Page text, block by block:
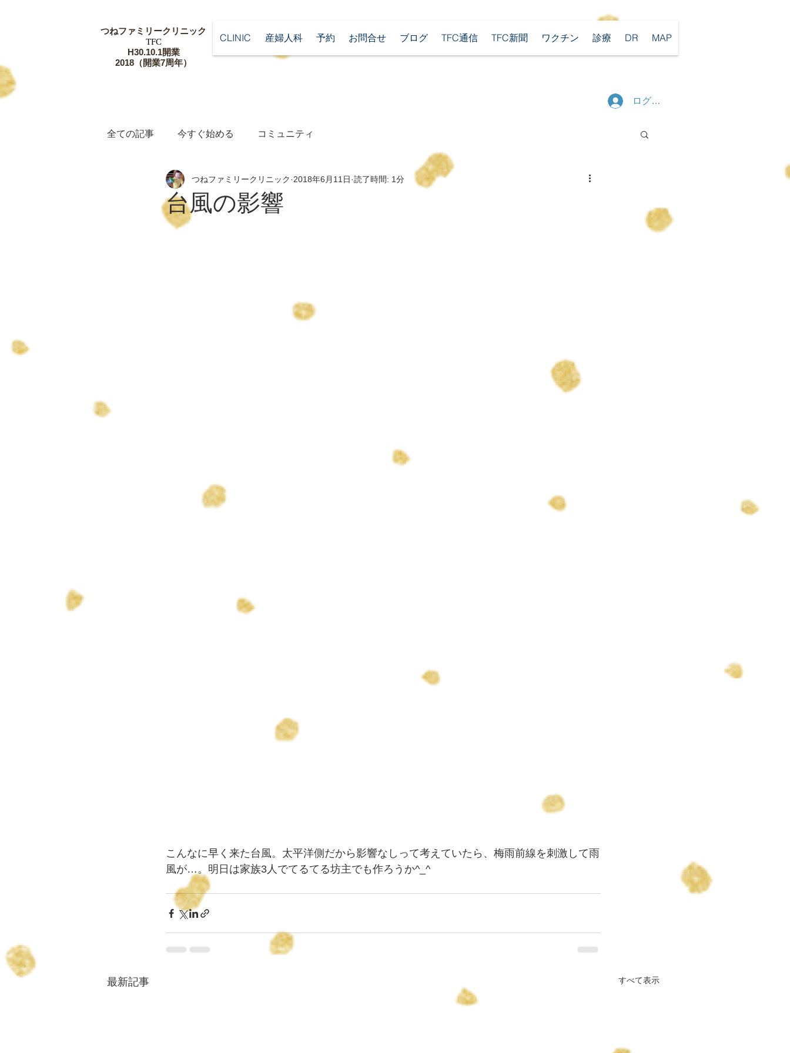
つねファミリークリニック
​TFC
​H30.10.1開業
​2018（開業7周年）
CLINIC 産婦人科 予約 お問合せ ブログ TFC通信 TFC新聞 ワクチン 診療 DR MAP
ログイン
全ての記事 今すぐ始める コミュニティ
台風の影響
つねファミリークリニック 2018年6月11日 読了時間: 1分
こんなに早く来た台風。太平洋側だから影響なしって考えていたら、梅雨前線を刺激して雨
風が…。明日は家族3人でてるてる坊主でも作ろうか^_^
最新記事 すべて表示